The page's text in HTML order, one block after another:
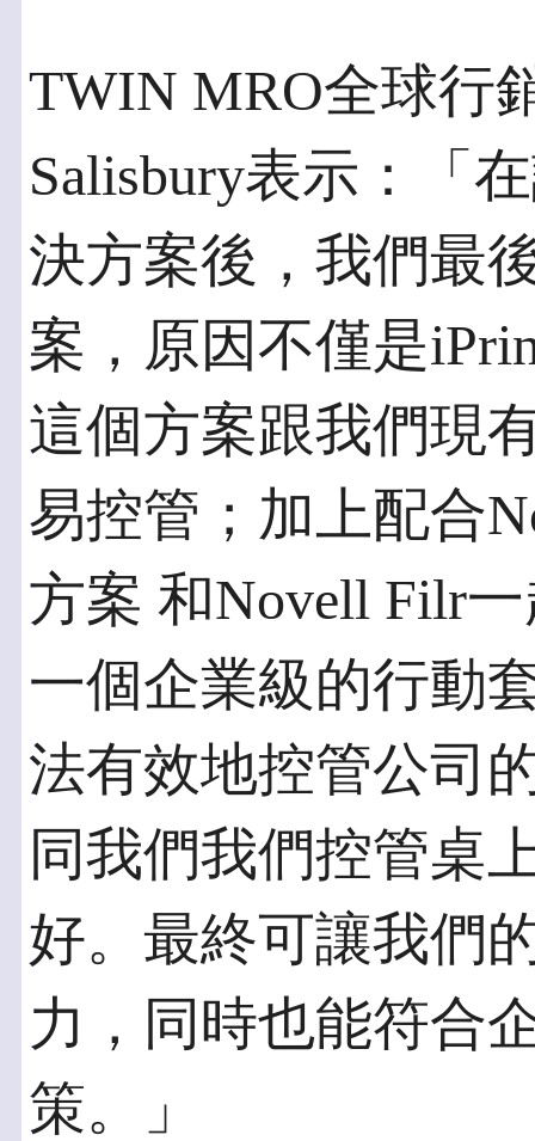
TWIN MRO全球行
Salisbury表示：「
決方案後，我們最
案，原因不僅是
這個方案跟我們現
易控管；加上配合
方案 和Novell Filr
一個企業級的行動
法有效地控管公司
同我們我們控管桌
好。最終可讓我們
力，同時也能符合
策。」